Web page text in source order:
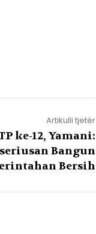
Artikulli tjetër
ke-12, Yamani:
Bangun
Bersih